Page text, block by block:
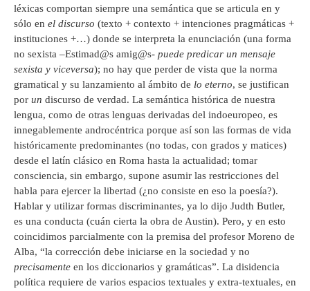
léxicas comportan siempre una semántica que se articula en y
sólo en el discurso (texto + contexto + intenciones pragmáticas +
instituciones +…) donde se interpreta la enunciación (una forma
no sexista –Estimad@s amig@s- puede predicar un mensaje
sexista y viceversa); no hay que perder de vista que la norma
gramatical y su lanzamiento al ámbito de lo eterno, se justifican
por un discurso de verdad. La semántica histórica de nuestra
lengua, como de otras lenguas derivadas del indoeuropeo, es
innegablemente androcéntrica porque así son las formas de vida
históricamente predominantes (no todas, con grados y matices)
desde el latín clásico en Roma hasta la actualidad; tomar
consciencia, sin embargo, supone asumir las restricciones del
habla para ejercer la libertad (¿no consiste en eso la poesía?).
Hablar y utilizar formas discriminantes, ya lo dijo Judth Butler,
es una conducta (cuán cierta la obra de Austin). Pero, y en esto
coincidimos parcialmente con la premisa del profesor Moreno de
Alba, “la corrección debe iniciarse en la sociedad y no
precisamente en los diccionarios y gramáticas”. La disidencia
política requiere de varios espacios textuales y extra-textuales, en